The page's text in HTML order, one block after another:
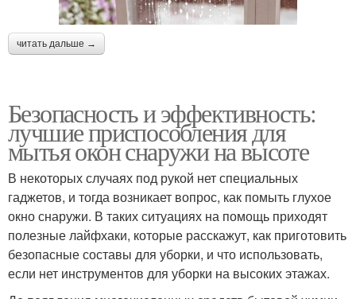
читать дальше →
Безопасность и эффективность:
лучшие приспособления для
мытья окон снаружи на высоте
В некоторых случаях под рукой нет специальных
гаджетов, и тогда возникает вопрос, как помыть глухое
окно снаружи. В таких ситуациях на помощь приходят
полезные лайфхаки, которые расскажут, как приготовить
безопасные составы для уборки, и что использовать,
если нет инструментов для уборки на высоких этажах.